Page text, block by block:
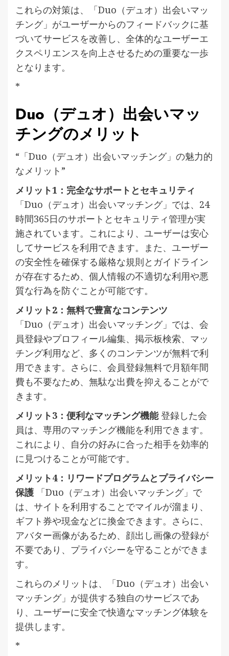
これらの対策は、「Duo（デュオ）出会いマッ
チング」がユーザーからのフィードバックに基
づいてサービスを改善し、全体的なユーザーエ
クスペリエンスを向上させるための重要な一歩
となります。
*
Duo（デュオ）出会いマッ
チングのメリット
“「Duo（デュオ）出会いマッチング」の魅力的
なメリット”
メリット1：完全なサポートとセキュリティ
「Duo（デュオ）出会いマッチング」では、24
時間365日のサポートとセキュリティ管理が実
施されています。これにより、ユーザーは安心
してサービスを利用できます。また、ユーザー
の安全性を確保する厳格な規則とガイドライン
が存在するため、個人情報の不適切な利用や悪
質な行為を防ぐことが可能です。
メリット2：無料で豊富なコンテンツ
「Duo（デュオ）出会いマッチング」では、会
員登録やプロフィール編集、掲示板検索、マッ
チング利用など、多くのコンテンツが無料で利
用できます。さらに、会員登録無料で月額年間
費も不要なため、無駄な出費を抑えることがで
きます。
メリット3：便利なマッチング機能登録した会
員は、専用のマッチング機能を利用できます。
これにより、自分の好みに合った相手を効率的
に見つけることが可能です。
メリット4：リワードプログラムとプライバシー
保護 「Duo（デュオ）出会いマッチング」で
は、サイトを利用することでマイルが溜まり、
ギフト券や現金などに換金できます。さらに、
アバター画像があるため、顔出し画像の登録が
不要であり、プライバシーを守ることができま
す。
これらのメリットは、「Duo（デュオ）出会い
マッチング」が提供する独自のサービスであ
り、ユーザーに安全で快適なマッチング体験を
提供します。
*